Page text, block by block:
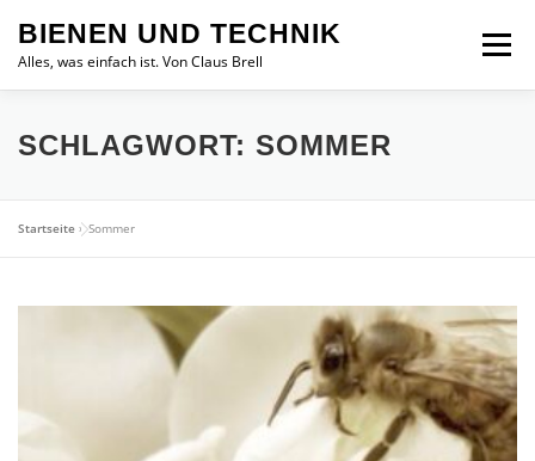
Inhalt
springen
BIENEN UND TECHNIK
Alles, was einfach ist. Von Claus Brell
Menü
SCHLAGWORT: SOMMER
Startseite »Sommer